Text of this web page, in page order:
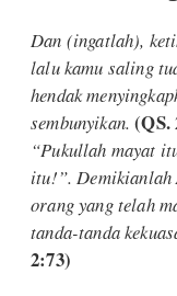
Dan (ingatlah),
lalu kamu saling
hendak
sembunyikan.(QS.
“Pukullah mayat
itu!”. Demikianlah
orang yang telah
tanda-tanda
2:73)